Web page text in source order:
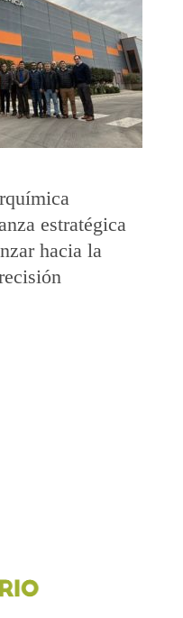
estratégica
hacia la